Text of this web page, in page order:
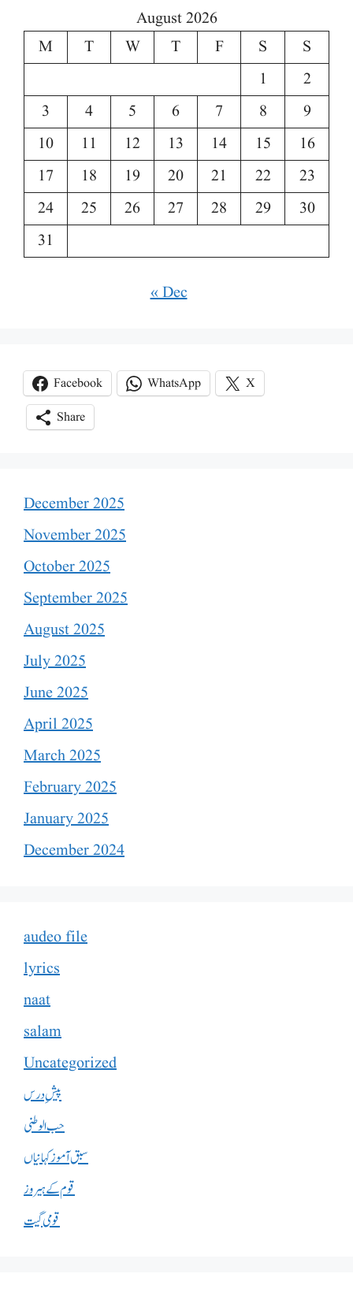
August 2026
M
T W T F S
S
1
2
3
4 5 6 7 8
9
10
11 12 13 14 15
16
17
18 19 20 21 22
23
24
25 26 27 28 29
30
31
« Dec
Facebook WhatsApp
X
Share
December 2025
November 2025
October 2025
September 2025
August 2025
July 2025
June 2025
April 2025
March 2025
February 2025
January 2025
December 2024
audeo file
lyrics
naat
salam
Uncategorized
پیشِ درس
حب الوطنی
سبق آموز کہانیاں
قوم کے ہیروز
قومی گیت